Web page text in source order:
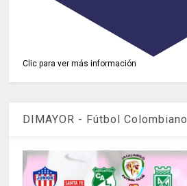
Clic para ver más información
DIMAYOR - Fútbol Colombiano